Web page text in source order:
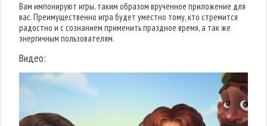
Вам импонируют игры, таким образом врученное приложение для
вас. Преимущественно игра будет уместно тому, кто стремится
радостно и с сознанием применить праздное время, а так же
энергичным пользователям.
Видео: